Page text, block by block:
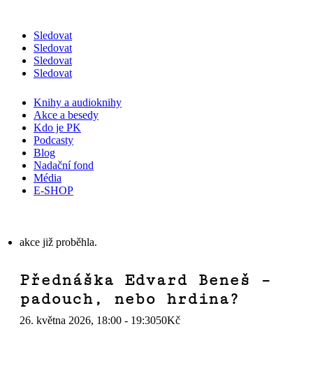
Sledovat
Sledovat
Sledovat
Sledovat
Knihy a audioknihy
Akce a besedy
Kdo je PK
Podcasty
Blog
Nadační fond
Média
E-SHOP
akce již proběhla.
Přednáška Edvard Beneš –
padouch, nebo hrdina?
26. května 2026, 18:00 - 19:3050Kč